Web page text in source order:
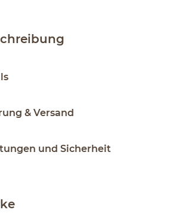
& Versand
und Sicherheit